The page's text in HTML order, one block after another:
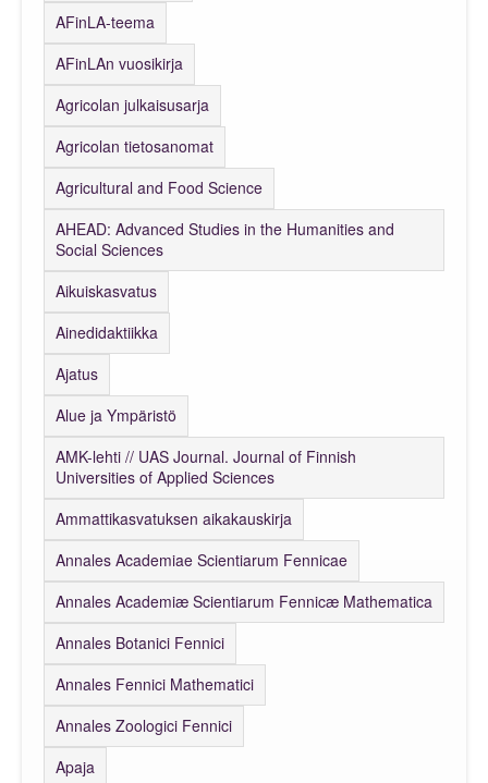
AFinLA-teema
AFinLAn vuosikirja
Agricolan julkaisusarja
Agricolan tietosanomat
Agricultural and Food Science
AHEAD: Advanced Studies in the Humanities and
Social Sciences
Aikuiskasvatus
Ainedidaktiikka
Ajatus
Alue ja Ympäristö
AMK-lehti // UAS Journal. Journal of Finnish
Universities of Applied Sciences
Ammattikasvatuksen aikakauskirja
Annales Academiae Scientiarum Fennicae
Annales Academiæ Scientiarum Fennicæ Mathematica
Annales Botanici Fennici
Annales Fennici Mathematici
Annales Zoologici Fennici
Apaja